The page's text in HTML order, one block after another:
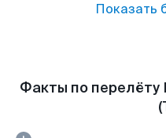
Показать
Факты по перелёту